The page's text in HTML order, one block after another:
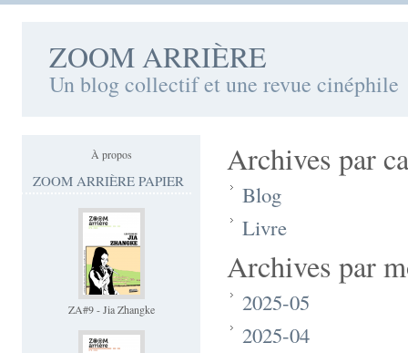
ZOOM ARRIÈRE
Un blog collectif et une revue cinéphile
À propos
ZOOM ARRIÈRE PAPIER
ZA#9 - Jia Zhangke
Archives par
Blog
Livre
Archives par
2025-05
2025-04